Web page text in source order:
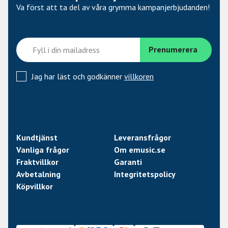
• Support för extern kontroll med extra fotkontroller
(GA-FC, FS serien) och MIDI
Va först att ta del av våra grymma kampanjerbjudanden!
Jag har läst och godkänner villkoren
Kundtjänst
Leveransfrågor
Vanliga frågor
Om emusic.se
Fraktvillkor
Garanti
Avbetalning
Integritetspolicy
Köpvillkor